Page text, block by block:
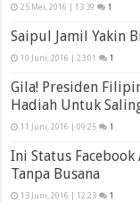
25 Mei, 2016 | 13:39 1
Saipul Jamil Yakin
10 Juni, 2016 | 23:01 1
Gila! Presiden
Hadiah Untuk
11 Juni, 2016 | 09:25 1
Ini Status
Tanpa Busana
13 Juni, 2016 | 12:23 1